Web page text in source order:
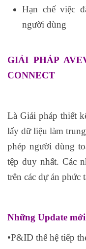
Hạn chế việc
người dùng
GIẢI PHÁP
CONNECT
Là Giải pháp thiết
lấy dữ liệu làm
phép người dùng
tệp duy nhất. Các
trên các dự án phức
Những Update
•P&ID thế hệ tiếp